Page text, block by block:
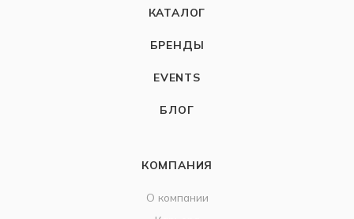
КАТАЛОГ
БРЕНДЫ
EVENTS
БЛОГ
КОМПАНИЯ
О компании